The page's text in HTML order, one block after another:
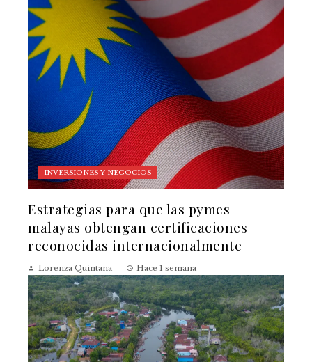
INVERSIONES Y NEGOCIOS
Estrategias para que las pymes
malayas obtengan certificaciones
reconocidas internacionalmente
Lorenza Quintana Hace 1 semana